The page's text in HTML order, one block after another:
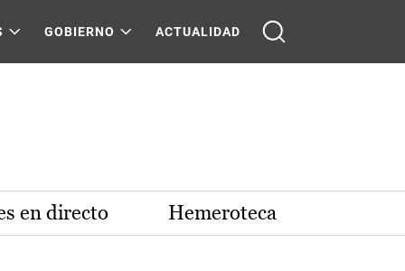
GOBIERNO ACTUALIDAD
en directo Hemeroteca